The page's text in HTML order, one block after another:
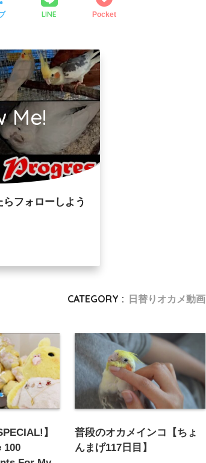
LINE Pocket
Me!
フォローしよう
CATEGORY : 日替りオカメ動画
】
100
普段のオカメインコ【ちょ
んまげ117日目】